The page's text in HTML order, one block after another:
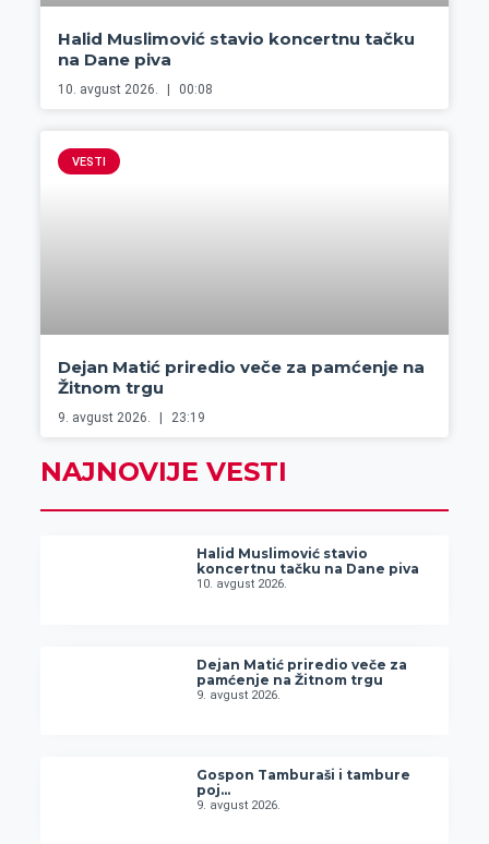
Halid Muslimović stavio koncertnu tačku
na Dane piva
10. avgust 2026. 00:08
VESTI
Dejan Matić priredio veče za pamćenje na
Žitnom trgu
9. avgust 2026. 23:19
NAJNOVIJE VESTI
Halid Muslimović stavio
koncertnu tačku na Dane piva
10. avgust 2026.
Dejan Matić priredio veče za
pamćenje na Žitnom trgu
9. avgust 2026.
Gospon Tamburaši i tambure
poj…
9. avgust 2026.